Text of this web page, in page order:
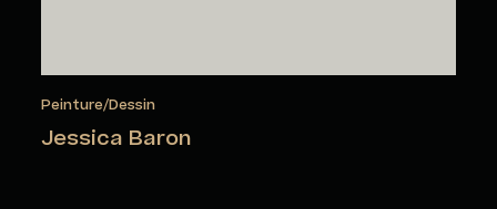
Peinture/Dessin
Jessica Baron